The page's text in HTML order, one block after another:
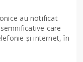
au notificat
care
și internet, în